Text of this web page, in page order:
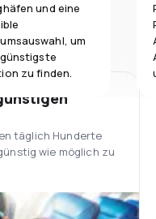
und eine
um
zu finden.
täglich Hunderte
wie möglich zu